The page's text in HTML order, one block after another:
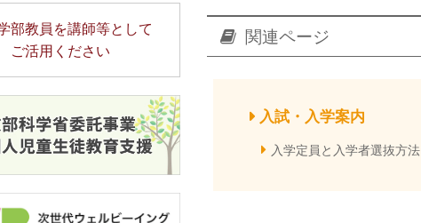
関連ページ
入試・入学案内
入学定員と入学者選抜方法
部教員を講師等として
ご活用ください